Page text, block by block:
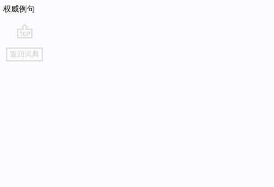
权威例句
go
top
返回词典